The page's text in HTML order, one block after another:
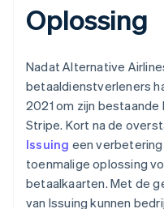
Oplossing
Nadat Alternative
betaaldienstverleners
2021 om zijn
Stripe. Kort na de
Issuing een
toenmalige oplossing
betaalkaarten. Met de
van Issuing kunnen